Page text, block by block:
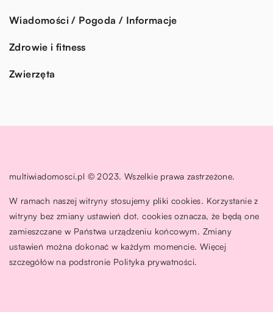
Wiadomości / Pogoda / Informacje
Zdrowie i fitness
Zwierzęta
multiwiadomosci.pl © 2023. Wszelkie prawa zastrzeżone.
W ramach naszej witryny stosujemy pliki cookies. Korzystanie z
witryny bez zmiany ustawień dot. cookies oznacza, że będą one
zamieszczane w Państwa urządzeniu końcowym. Zmiany
ustawień można dokonać w każdym momencie. Więcej
szczegółów na podstronie Polityka prywatności.